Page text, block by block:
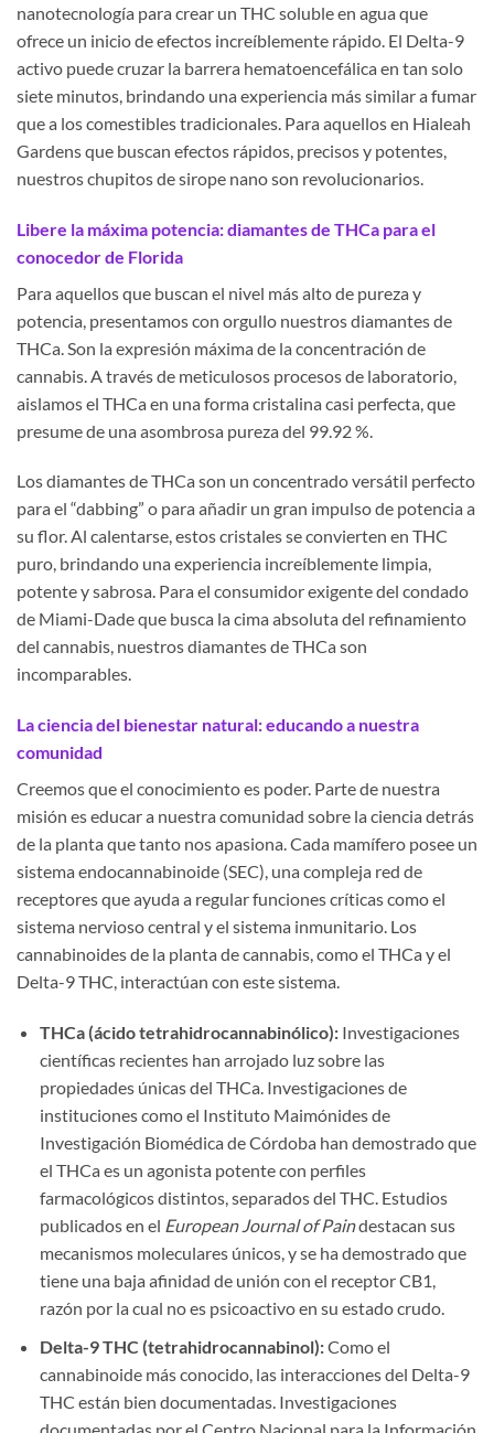
nanotecnología para crear un THC soluble en agua que
ofrece un inicio de efectos increíblemente rápido. El Delta-9
activo puede cruzar la barrera hematoencefálica en tan solo
siete minutos, brindando una experiencia más similar a fumar
que a los comestibles tradicionales. Para aquellos en Hialeah
Gardens que buscan efectos rápidos, precisos y potentes,
nuestros chupitos de sirope nano son revolucionarios.
Libere la máxima potencia: diamantes de THCa para el
conocedor de Florida
Para aquellos que buscan el nivel más alto de pureza y
potencia, presentamos con orgullo nuestros diamantes de
THCa. Son la expresión máxima de la concentración de
cannabis. A través de meticulosos procesos de laboratorio,
aislamos el THCa en una forma cristalina casi perfecta, que
presume de una asombrosa pureza del 99.92 %.
Los diamantes de THCa son un concentrado versátil perfecto
para el “dabbing” o para añadir un gran impulso de potencia a
su flor. Al calentarse, estos cristales se convierten en THC
puro, brindando una experiencia increíblemente limpia,
potente y sabrosa. Para el consumidor exigente del condado
de Miami-Dade que busca la cima absoluta del refinamiento
del cannabis, nuestros diamantes de THCa son
incomparables.
La ciencia del bienestar natural: educando a nuestra
comunidad
Creemos que el conocimiento es poder. Parte de nuestra
misión es educar a nuestra comunidad sobre la ciencia detrás
de la planta que tanto nos apasiona. Cada mamífero posee un
sistema endocannabinoide (SEC), una compleja red de
receptores que ayuda a regular funciones críticas como el
sistema nervioso central y el sistema inmunitario. Los
cannabinoides de la planta de cannabis, como el THCa y el
Delta-9 THC, interactúan con este sistema.
THCa (ácido tetrahidrocannabinólico):Investigaciones
científicas recientes han arrojado luz sobre las
propiedades únicas del THCa. Investigaciones de
instituciones como el Instituto Maimónides de
Investigación Biomédica de Córdoba han demostrado que
el THCa es un agonista potente con perfiles
farmacológicos distintos, separados del THC. Estudios
publicados en el European Journal of Paindestacan sus
mecanismos moleculares únicos, y se ha demostrado que
tiene una baja afinidad de unión con el receptor CB1,
razón por la cual no es psicoactivo en su estado crudo.
Delta-9 THC (tetrahidrocannabinol):Como el
cannabinoide más conocido, las interacciones del Delta-9
THC están bien documentadas. Investigaciones
documentadas por el Centro Nacional para la Información